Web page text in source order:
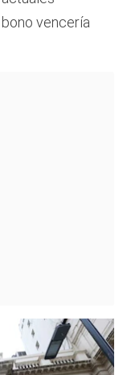
vencería